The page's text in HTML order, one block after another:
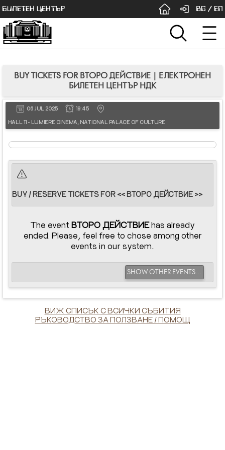
БИЛЕТЕН ЦЕНТЪР BG / EN
BUY TICKETS FOR ВТОРО ДЕЙСТВИЕ | ЕЛЕКТРОНЕН
БИЛЕТЕН ЦЕНТЪР НДК
06 JUL 2025 19:45
HALL 11 - LUMIERE CINEMA, NATIONAL PALACE OF CULTURE
BUY / RESERVE TICKETS FOR << ВТОРО ДЕЙСТВИЕ >>
The event ВТОРО ДЕЙСТВИЕhas already
ended. Please, feel free to chose among other
events in our system..
SHOW OTHER EVENTS...
ВИЖ СПИСЪК С ВСИЧКИ СЪБИТИЯ
РЪКОВОДСТВО ЗА ПОЛЗВАНЕ / ПОМОЩ